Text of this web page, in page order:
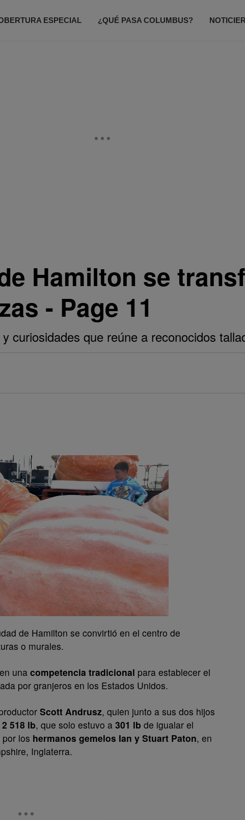
ESPECIAL ¿QUÉ PASA COLUMBUS?
Hamilton se
- Page 11
curiosidades que reúne a reconocidos
de Hamilton se convirtió en el centro de
o murales.
una competencia tradicional para establecer el
por granjeros en los Estados Unidos.
Scott Andrusz, quien junto a sus dos hijos
2 518 lb, que solo estuvo a 301 lb de igualar el
los hermanos gemelos Ian y Stuart Paton, en
Inglaterra.